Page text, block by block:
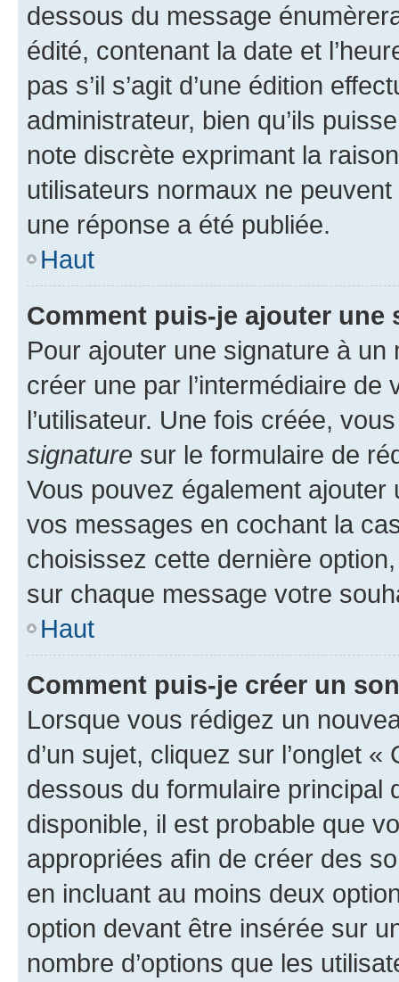
dessous du message
édité, contenant la date et
pas s’il s’agit d’une édition
administrateur, bien qu’ils
note discrète exprimant la
utilisateurs normaux ne
une réponse a été publiée.
Haut
Comment puis-je ajouter une
Pour ajouter une signature à un
créer une par l’intermédiaire
l’utilisateur. Une fois créée,
signature sur le formulaire de
Vous pouvez également
vos messages en cochant la
choisissez cette dernière
sur chaque message votre
Haut
Comment puis-je créer un
Lorsque vous rédigez un
d’un sujet, cliquez sur l’onglet
dessous du formulaire principal
disponible, il est probable que
appropriées afin de créer des
en incluant au moins deux
option devant être insérée sur
nombre d’options que les